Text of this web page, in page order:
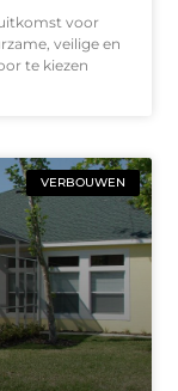
voor
veilige en
te kiezen
VERBOUWEN